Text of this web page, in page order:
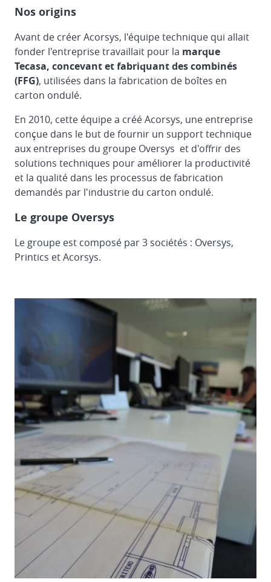
Nos origins
Avant de créer Acorsys, l'équipe technique qui allait
fonder l'entreprise travaillait pour la marque
Tecasa, concevant et fabriquant des combinés
(FFG), utilisées dans la fabrication de boîtes en
carton ondulé.
En 2010, cette équipe a créé Acorsys, une entreprise
conçue dans le but de fournir un support technique
aux entreprises du groupe Oversys et d'offrir des
solutions techniques pour améliorer la productivité
et la qualité dans les processus de fabrication
demandés par l'industrie du carton ondulé.
Le groupe Oversys
Le groupe est composé par 3 sociétés : Oversys,
Printics et Acorsys.